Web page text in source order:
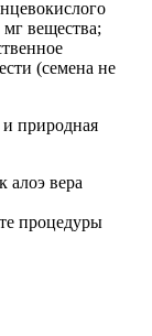
вещества;
(семена не
алоэ вера
процедуры